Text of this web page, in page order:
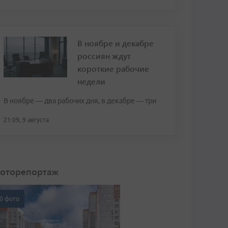
В ноябре и декабре
россиян ждут
короткие рабочие
недели
В ноябре — два рабочих дня, в декабре — три
21:09, 9 августа
фото